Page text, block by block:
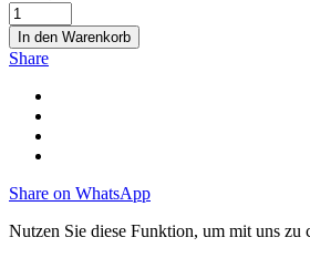
In den Warenkorb
Share
Share on WhatsApp
Nutzen Sie diese Funktion, um mit uns zu